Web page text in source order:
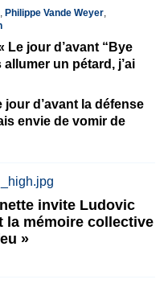
, Philippe Vande Weyer,
Le jour d’avant “Bye
un pétard, j’ai
jour d’avant la défense
envie de vomir de
invite Ludovic
la mémoire collective
»